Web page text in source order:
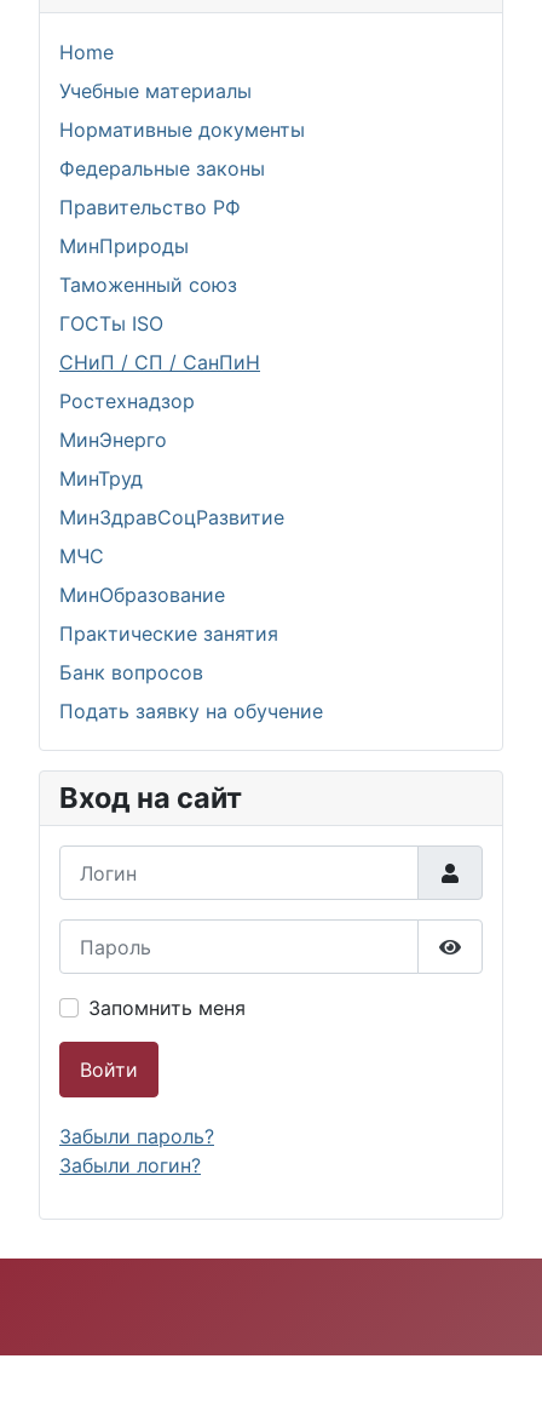
Home
Учебные материалы
Нормативные документы
Федеральные законы
Правительство РФ
МинПрироды
Таможенный союз
ГОСТы ISO
СНиП / СП / СанПиН
Ростехнадзор
МинЭнерго
МинТруд
МинЗдравСоцРазвитие
МЧС
МинОбразование
Практические занятия
Банк вопросов
Подать заявку на обучение
Вход на сайт
Запомнить меня
Войти
Забыли пароль?
Забыли логин?